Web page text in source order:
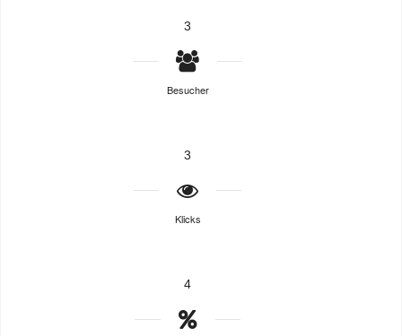
3
Besucher
3
Klicks
4